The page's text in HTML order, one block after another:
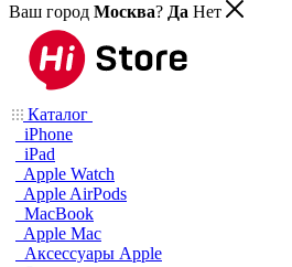
Ваш город Москва? Да Нет
Каталог
iPhone
iPad
Apple Watch
Apple AirPods
MacBook
Apple Mac
Аксессуары Apple